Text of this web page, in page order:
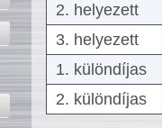
2. helyezett
3. helyezett
1. különdíjas
2. különdíjas